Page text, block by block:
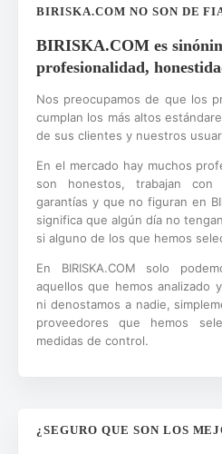
BIRISKA.COM NO SON DE
BIRISKA.COM es
profesionalidad,
Nos preocupamos de que los
cumplan los más altos
de sus clientes y nuestros
En el mercado hay muchos
son honestos, trabajan con
garantías y que no figuran en
significa que algún día no
si alguno de los que hemos
En BIRISKA.COM solo
aquellos que hemos analizado
ni denostamos a nadie,
proveedores que hemos
medidas de control.
¿SEGURO QUE SON LOS